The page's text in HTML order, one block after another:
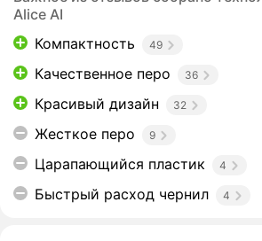
Alice AI
Компактность
49
Качественное перо 36
Красивый дизайн 32
Жесткое перо 9
Царапающийся пластик 4
Быстрый расход чернил 4